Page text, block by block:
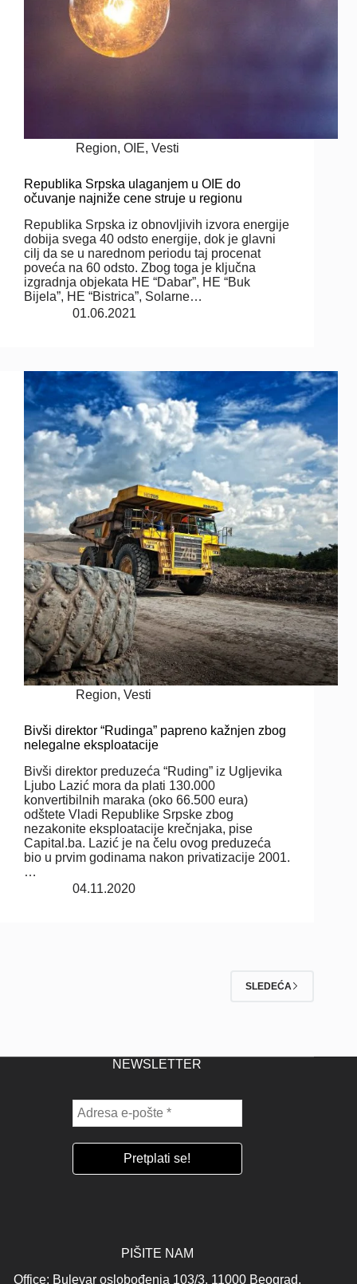
Region,OIE,Vesti
Republika Srpska ulaganjem u OIE do
očuvanje najniže cene struje u regionu
Republika Srpska iz obnovljivih izvora energije
dobija svega 40 odsto energije, dok je glavni
cilj da se u narednom periodu taj procenat
poveća na 60 odsto. Zbog toga je ključna
izgradnja objekata HE “Dabar”, HE “Buk
Bijela”, HE “Bistrica”, Solarne…
01.06.2021
Region,Vesti
Bivši direktor “Rudinga” papreno kažnjen zbog
nelegalne eksploatacije
Bivši direktor preduzeća “Ruding” iz Ugljevika
Ljubo Lazić mora da plati 130.000
konvertibilnih maraka (oko 66.500 eura)
odštete Vladi Republike Srpske zbog
nezakonite eksploatacije krečnjaka, pise
Capital.ba. Lazić je na čelu ovog preduzeća
bio u prvim godinama nakon privatizacije 2001.
…
04.11.2020
SLEDEĆA
NEWSLETTER
PIŠITE NAM
Office: Bulevar oslobođenja 103/3, 11000 Beograd,